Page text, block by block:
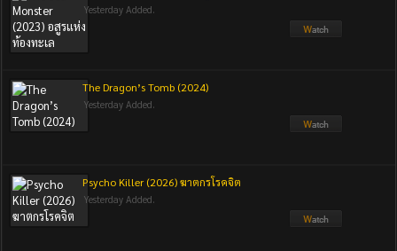
Yesterday Added.
The Dragon’s Tomb (2024)
Yesterday Added.
Psycho Killer (2026) ฆาตกรโรคจิต
Yesterday Added.